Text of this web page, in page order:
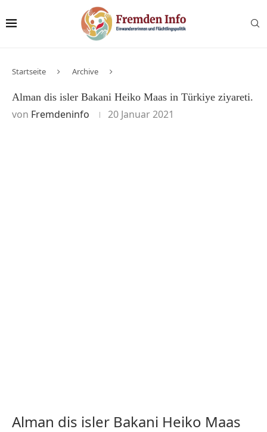
Startseite Archive
Alman dis isler Bakani Heiko Maas in Türkiye ziyareti.
von Fremdeninfo 20 Januar 2021
Alman dis isler Bakani Heiko Maas